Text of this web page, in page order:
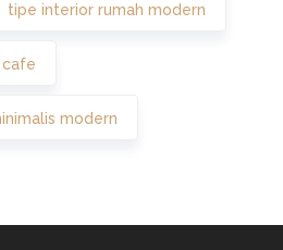
tipe interior rumah modern
modern